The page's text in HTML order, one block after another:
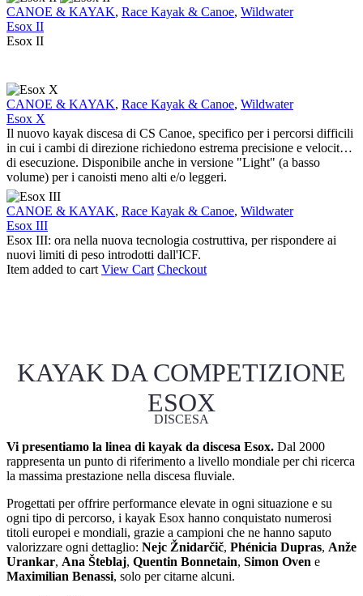
Esox
II
CANOE & KAYAK, Race Kayak & Canoe, Wildwater
Esox II
Esox II
Esox
X
CANOE & KAYAK, Race Kayak & Canoe, Wildwater
Esox X
Il nuovo kayak discesa di CS Canoe, specifico per i percorsi difficili
in cui i cambi di direzione richiedono estrema precisione e velocità
di esecuzione. Disponibile anche in versione "Light" (a basso
volume) per i canoisti meno alti e/o leggeri.
Esox
III
CANOE & KAYAK, Race Kayak & Canoe, Wildwater
Esox III
Esox III: ora nella nuova tecnologia costruttiva, per rispondere ai
nuovi limiti di peso introdotti dall'ICF.
Item added to cart View Cart Checkout
KAYAK DA COMPETIZIONE
ESOX
DISCESA
Vi presentiamo la linea di kayak da discesa Esox. Dal 2000
rappresenta un punto di riferimento a livello mondiale per chi ricerca
la massima prestazione nella discesa fluviale.
Progettati per offrire performance elevate in ogni situazione e su
ogni tipo di percorso, i kayak Esox hanno conquistato numerosi
titoli europei e mondiali, grazie a campioni che ne hanno saputo
valorizzare ogni dettaglio: Nejc Žnidarčič, Phénicia Dupras, Anže
Urankar, Ana Šteblaj, Quentin Bonnetain, Simon Oven e
Maximilian Benassi, solo per citarne alcuni.